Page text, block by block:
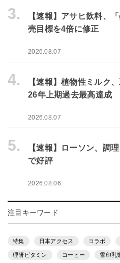
3.
【速報】アサヒ飲料
売目標を4倍に修正
2026.08.07
4.
【速報】植物性ミルク
26年上期過去最高達成
2026.08.07
5.
【速報】ローソン、調
で好評
2026.08.06
注目キーワード
特集 日本アクセス コラボ
理研ビタミン コーヒー 雪印乳